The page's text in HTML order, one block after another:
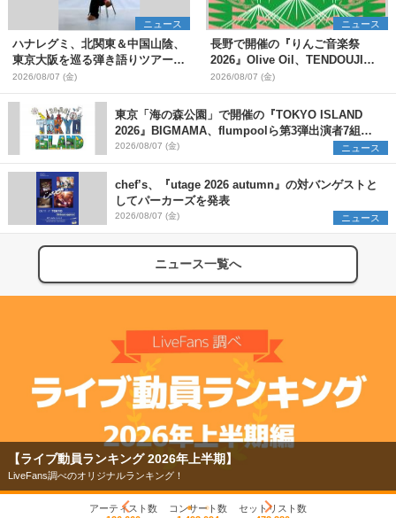
ニュース
ハナレグミ、北関東＆中国山陰、
東京大阪を巡る弾き語りツアー10
月より開催決定
2026/08/07 (金)
ニュース
長野で開催の『りんご音楽祭
2026』Olive Oil、TENDOUJIら
第11弾出演アーティスト（16組）
を発表
2026/08/07 (金)
東京「海の森公園」で開催の『TOKYO ISLAND
2026』BIGMAMA、flumpoolら第3弾出演者7組を
発表 ワークショップ・アート出展者を募集
2026/08/07 (金) ニュース
chef’s、『utage 2026 autumn』の対バンゲストと
してパーカーズを発表
2026/08/07 (金) ニュース
ニュース一覧へ
【ライブ動員ランキング 2026年上半期】
LiveFans調べのオリジナルランキング！
アーティスト数
コンサート数
セットリスト数